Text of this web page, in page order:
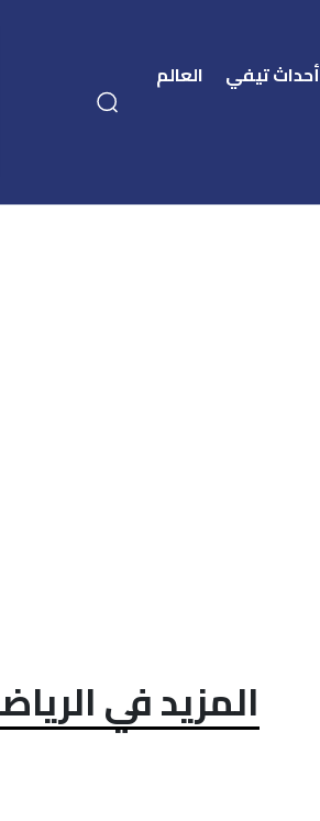
أحداث تيفي
العالم
المزيد في